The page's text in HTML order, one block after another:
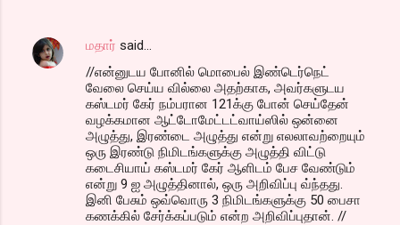
மதார் said…
//என்னுடய போனில் மொபைல் இண்டெர்நெட்
வேலை செய்ய வில்லை அதற்காக, அவர்களுடய
கஸ்டமர் கேர் நம்பரான 121க்கு போன் செய்தேன்
வழக்கமான ஆட்டோமேட்டட்வாய்ஸில் ஒன்னை
அழுத்து, இரண்டை அழுத்து என்று எலலாவற்றையும்
ஒரு இரண்டு நிமிடங்களுக்கு அழுத்தி விட்டு
கடைசியாய் கஸ்டமர் கேர் ஆளிடம் பேச வேண்டும்
என்று 9 ஐ அழுத்தினால், ஒரு அறிவிப்பு வ்ந்தது.
இனி பேசும் ஒவ்வொரு 3 நிமிடங்களுக்கு 50 பைசா
கணக்கில் சேர்க்கப்படும் என்ற அறிவிப்புதான். //